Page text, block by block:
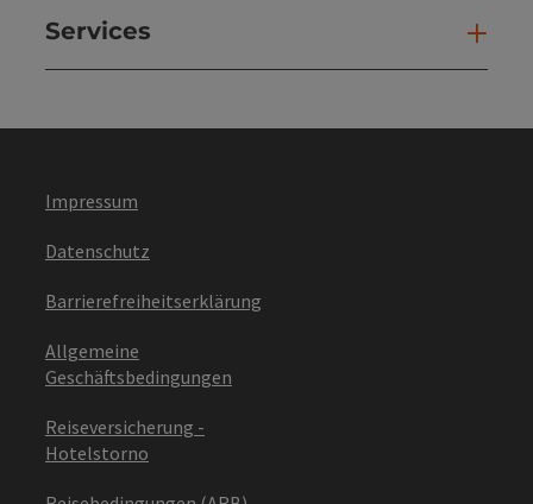
Services
Impressum
Datenschutz
Barrierefreiheitserklärung
Allgemeine
Geschäftsbedingungen
Reiseversicherung -
Hotelstorno